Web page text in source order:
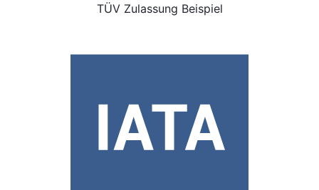
TÜV Zulassung Beispiel